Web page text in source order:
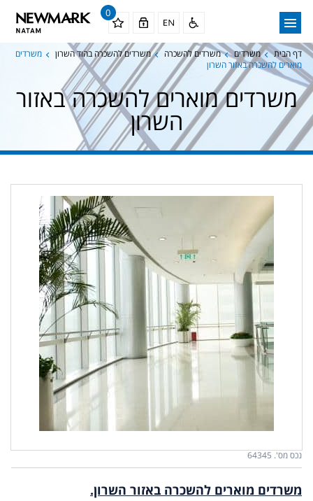
0
דף הבית משרדים משרדים להשכרה משרדים להשכרה בהוד השרון
משרדים
מוארים להשכרה באזור השרון
משרדים מוארים להשכרה באזור
השרון
נכס מס'. 64345
משרדים מוארים להשכרה באזור השרון.